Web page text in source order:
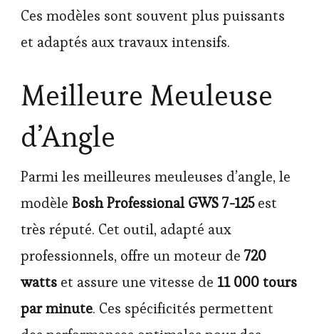
Ces modèles sont souvent plus puissants
et adaptés aux travaux intensifs.
Meilleure Meuleuse
d’Angle
Parmi les meilleures meuleuses d’angle, le
modèle Bosh Professional GWS 7-125est
très réputé. Cet outil, adapté aux
professionnels, offre un moteur de 720
watts et assure une vitesse de 11 000 tours
par minute. Ces spécificités permettent